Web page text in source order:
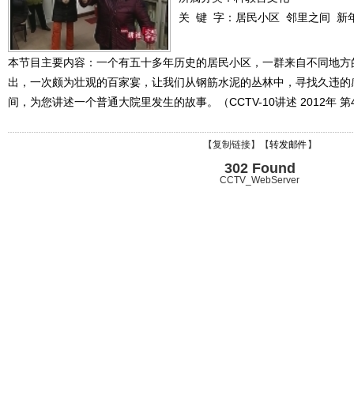
关 键 字： 居民小区 邻里之间 新
本节目主要内容：一个有五十多年历史的居民小区，一群来自不同地
出，一次颇为壮观的百家宴，让我们从钢筋水泥的丛林中，寻找久违
间，为您讲述一个普通大院里发生的故事。（CCTV-10讲述 2012年 第
【复制链接】【转发邮件 】
302 Found
CCTV_WebServer